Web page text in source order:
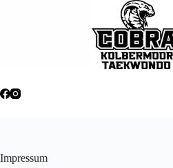
Impressum